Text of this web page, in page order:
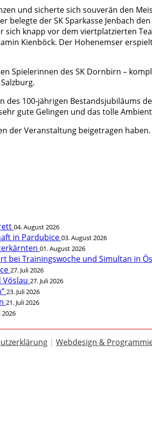
und sicherte sich souverän den
der SK Sparkasse Jenbach
sich knapp vor dem viertplatzierten
Kienböck. Der Hohenemser
Spielerinnen des SK Dornbirn –
des 100-jährigen Bestandsjubiläums
gute Gelingen und das tolle
der Veranstaltung beigetragen
04. August 2026
in Pardubice 03. August 2026
01. August 2026
bei Trainingswoche und Simultan in
27. Juli 2026
27. Juli 2026
23. Juli 2026
21. Juli 2026
2026
| Webdesign &